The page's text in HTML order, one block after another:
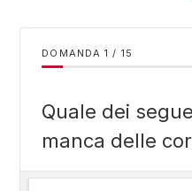
DOMANDA / 15
Quale dei
manca delle